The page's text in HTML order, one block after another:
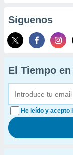
Síguenos
El Tiempo en
He leído y acepto